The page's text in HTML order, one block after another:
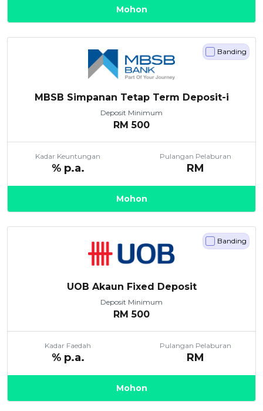
Mohon
MBSB Simpanan Tetap Term Deposit-i
Deposit Minimum
RM 500
Kadar Keuntungan
% p.a.
Pulangan Pelaburan
RM
Banding
Mohon
UOB Akaun Fixed Deposit
Deposit Minimum
RM 500
Kadar Faedah
% p.a.
Pulangan Pelaburan
RM
Banding
Mohon